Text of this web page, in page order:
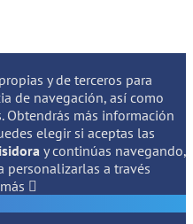
y de terceros para
de navegación, así como
Obtendrás más información
elegir si aceptas las
y continúas navegando,
personalizarlas a través